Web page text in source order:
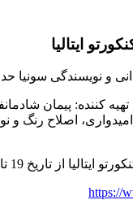
ایتالیا
و نویسندگی سونیا
تهیه کننده: پیمان
اصلاح رنگ
با 28 مرداد تا 4 شهریور برگزار خواهد شد.
https://